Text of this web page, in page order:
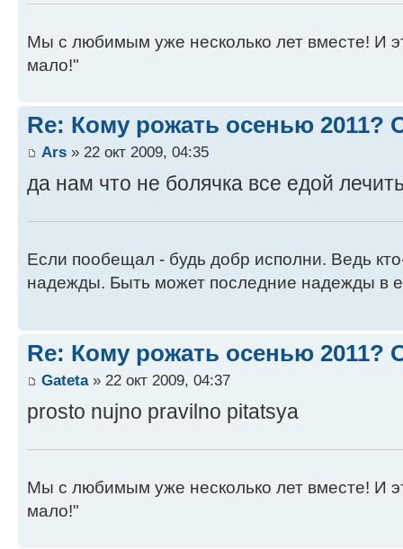
Мы с любимым уже несколько лет вместе! И
мало!"
Re: Кому рожать осенью 2011?
Ars » 22 окт 2009, 04:35
да нам что не болячка все едой
Если пообещал - будь добр исполни. Ведь
надежды. Быть может последние надежды в
Re: Кому рожать осенью 2011?
Gateta» 22 окт 2009, 04:37
prosto nujno pravilno pitatsya
Мы с любимым уже несколько лет вместе! И
мало!"